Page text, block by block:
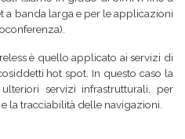
a banda larga e per le applicazioni
è quello applicato ai servizi di
hot spot. In questo caso la
servizi infrastrutturali, per
la tracciabilità delle navigazioni.